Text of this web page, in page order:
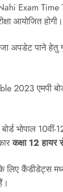
Exam
आयोजित होगी।
अपडेट पाने
2023 एमपी
भोपाल
कक्षा 12
लिए कैंडीडेट्स